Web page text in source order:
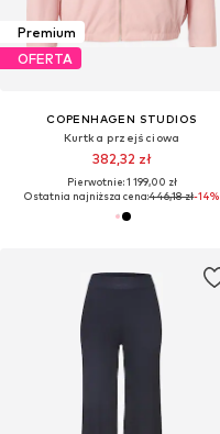
Premium
OFERTA
COPENHAGEN STUDIOS
Kurtka przejściowa
382,32 zł
Pierwotnie: 1 199,00 zł
Ostatnia najniższa cena:446,18 zł-14%